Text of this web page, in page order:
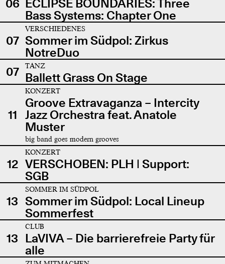
06 ECLIPSE BOUNDARIES: Three
Bass Systems: Chapter One
07
VERSCHIEDENES
Sommer im Südpol: Zirkus
NotreDuo
07
TANZ
Ballett Grass On Stage
11
KONZERT
Groove Extravaganza – Intercity
Jazz Orchestra feat. Anatole
Muster
big band goes modern grooves
12
KONZERT
VERSCHOBEN: PLH | Support:
SGB
13
SOMMER IM SÜDPOL
Sommer im Südpol: Local Lineup
Sommerfest
13
CLUB
LaVIVA – Die barrierefreie Party für
alle